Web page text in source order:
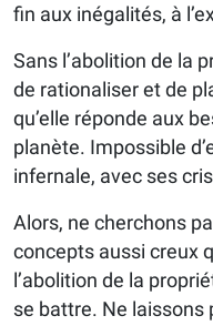
fin aux inégalités, à
Sans l’abolition de la
de rationaliser et de
qu’elle réponde aux
planète. Impossible
infernale, avec ses
Alors, ne cherchons
concepts aussi creux
l’abolition de la
se battre. Ne laissons